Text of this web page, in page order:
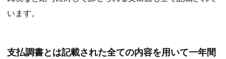
います。
支払調書とは記載された全ての内容を用いて一年間